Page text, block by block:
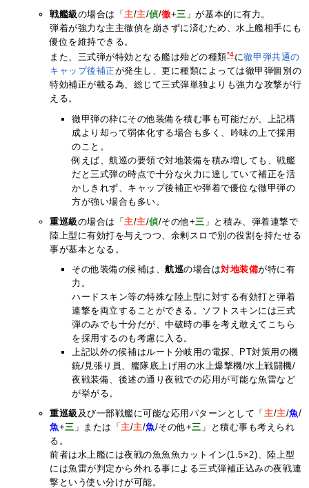
戦艦級の場合は「主/主/偵/徹+三 」が基本的に有力。
弾着が強力な主主徹偵を崩さずに済むため、水上艦相手にも
優位を維持できる。
また、三式弾が特効となる艦は殆どの種類*4に徹甲弾共通の
キャップ後補正が発生し、更に種類によっては徹甲弾個別の
特効補正が載る為、総じて三式弾単独よりも強力な攻撃が行
える。
徹甲弾の枠にその他装備を積む事も可能だが、上記構
成より却って弱体化する場合も多く、吟味の上で採用
のこと。
例えば、航巡の要領で対地装備を積み増しても、戦艦
だと三式弾の時点で十分な火力に達していて補正を活
かしきれず、キャップ後補正や弾着で優位な徹甲弾の
方が強い場合も多い。
重巡級の場合は「主/主/偵/その他+三 」と積み、弾着連撃で
陸上型に有効打を与えつつ、余剰スロで別の役割を持たせる
事が基本となる。
その他装備の候補は、航巡の場合は対地装備が特に有
力。
ハードスキン等の特殊な陸上型に対する有効打と弾着
連撃を両立することができる。ソフトスキンには三式
弾のみでも十分だが、中破時の事を考え敢えてこちら
を採用するのも考慮に入る。
上記以外の候補はルート分岐用の電探、PT対策用の機
銃/見張り員、艦隊底上げ用の水上爆撃機/水上戦闘機/
夜戦装備、後述の通り夜戦での応用が可能な魚雷など
が挙がる。
重巡級 及び一部戦艦に可能な応用パターンとして「 主/主/魚/
魚+三 」または「 主/主/魚/その他+三 」と積む事も考えられ
る。
前者は水上艦には夜戦の魚魚魚カットイン(1.5×2)、陸上型
には魚雷が判定から外れる事による三式弾補正込みの夜戦連
撃という使い分けが可能。